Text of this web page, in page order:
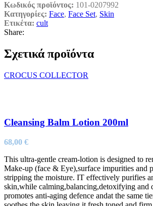
Κωδικός προϊόντος: 101-0207992
Κατηγορίες: Face, Face Set, Skin
Ετικέτα: cult
Share:
Σχετικά προϊόντα
CROCUS COLLECTOR
Cleansing Balm Lotion 200ml
68,00 €
This ultra-gentle cream-lotion is designed to
Make-up (face & Eye),surface impurities and
stripping the moisture. IT effectively purifies
skin,while calming,balancing,detoxifying and
promotes anti-aging defence andat the same